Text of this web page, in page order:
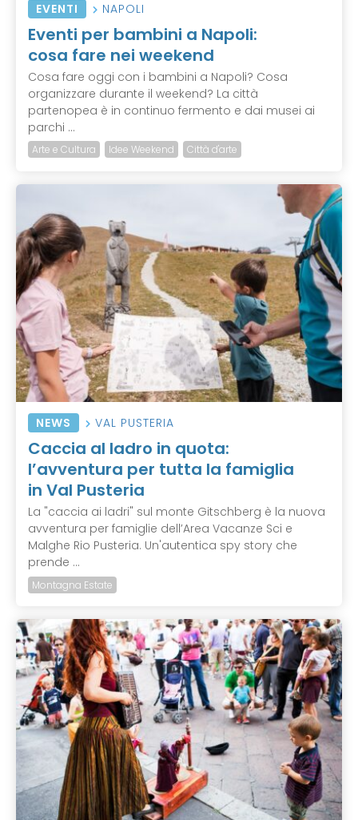
EVENTI NAPOLI
Eventi per bambini a Napoli:
cosa fare nei weekend
Cosa fare oggi con i bambini a Napoli? Cosa
organizzare durante il weekend? La città
partenopea è in continuo fermento e dai musei ai
parchi ...
Arte e Cultura Idee Weekend Città d'arte
NEWS VAL PUSTERIA
Caccia al ladro in quota:
l’avventura per tutta la famiglia
in Val Pusteria
La "caccia ai ladri" sul monte Gitschberg è la nuova
avventura per famiglie dell’Area Vacanze Sci e
Malghe Rio Pusteria. Un'autentica spy story che
prende ...
Montagna Estate